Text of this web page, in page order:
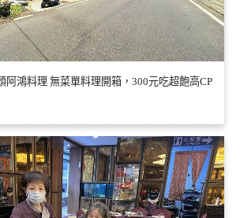
阿鴻料理 無菜單料理開箱，300元吃超飽高CP